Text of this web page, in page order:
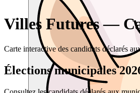
Villes Futures —
Carte interactive des candidats déclarés
Élections municipales